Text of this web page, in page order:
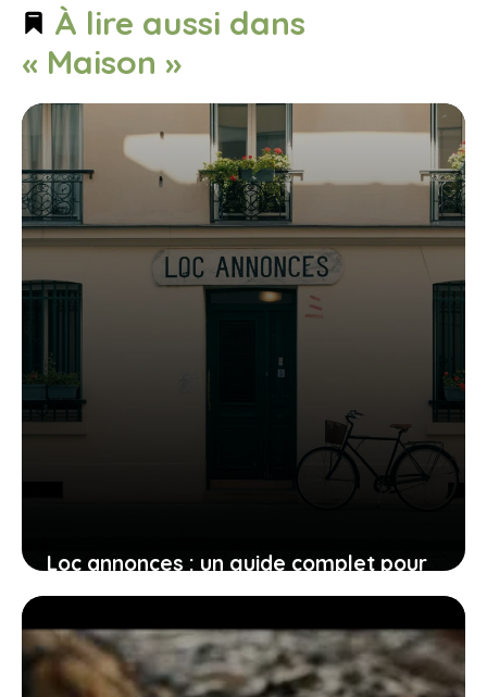
À lire aussi dans
« Maison »
Loc annonces : un guide complet pour
naviguer dans les logements sociaux
parisiens
25 juillet 2025